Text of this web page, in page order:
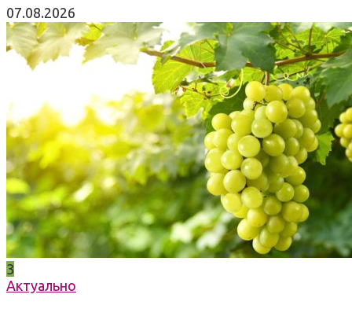
07.08.2026
3
Актуально